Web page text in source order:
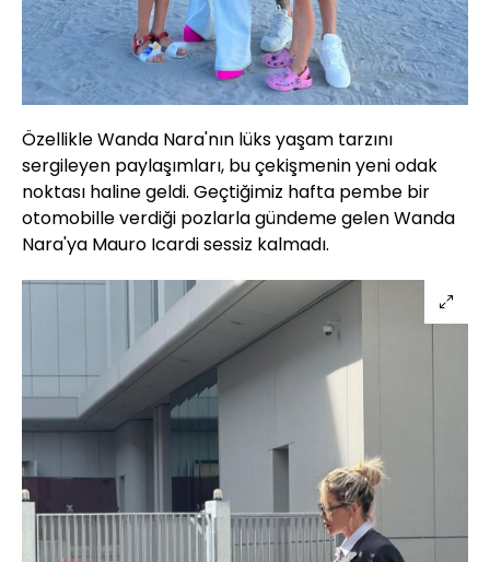
Özellikle Wanda Nara'nın lüks yaşam tarzını
sergileyen paylaşımları, bu çekişmenin yeni odak
noktası haline geldi. Geçtiğimiz hafta pembe bir
otomobille verdiği pozlarla gündeme gelen Wanda
Nara'ya Mauro Icardi sessiz kalmadı.